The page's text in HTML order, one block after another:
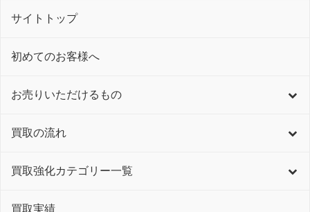
サイトトップ
初めてのお客様へ
お売りいただけるもの
買取の流れ
買取強化カテゴリー一覧
買取実績